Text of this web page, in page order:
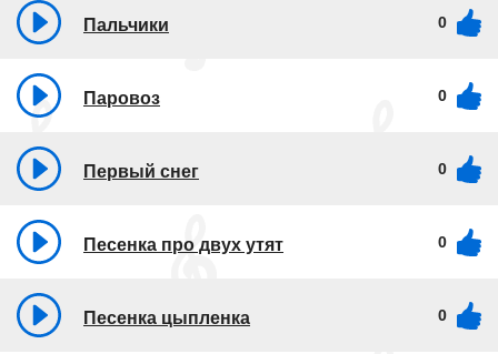
Пальчики 0
Паровоз 0
Первый снег 0
Песенка про двух утят 0
Песенка цыпленка 0